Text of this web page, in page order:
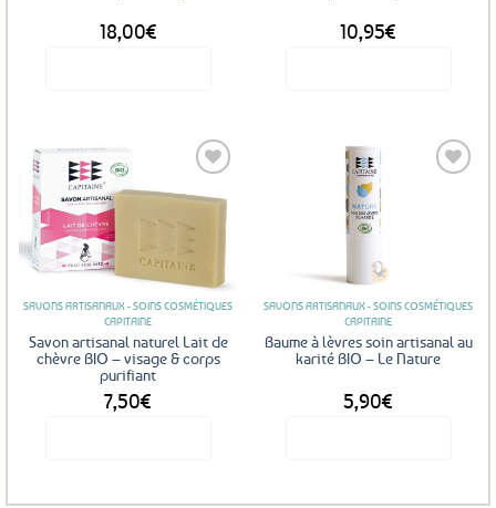
18,00€ 10,95€
Ajouter
favoris
SAVONS ARTISANAUX - SOINS COSMÉTIQUES
CAPITAINE
Savon artisanal naturel Lait de
chèvre BIO – visage & corps
purifiant
7,50€
SAVONS ARTISANAUX - SOINS COSMÉTIQUES
CAPITAINE
Baume à lèvres soin artisanal au
karité BIO – Le Nature
5,90€